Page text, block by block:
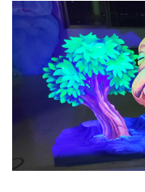
新聞稿分類
登入
刊登